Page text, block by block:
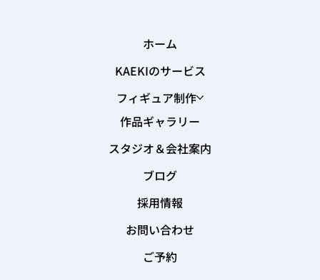
ホーム
KAEKIのサービス
フィギュア制作
作品ギャラリー
スタジオ＆会社案内
ブログ
採用情報
お問い合わせ
ご予約